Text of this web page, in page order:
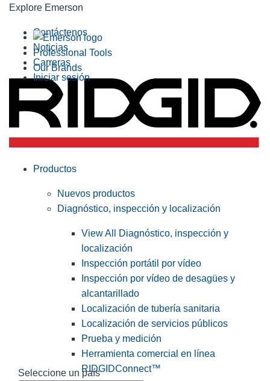
Explore Emerson
Professional Tools
Our Brands
Contáctenos
Noticias
Carreras
Iniciar sesión
Seleccione un país
Productos
Nuevos productos
Diagnóstico, inspección y localización
View All Diagnóstico, inspección y
localización
Inspección portátil por vídeo
Inspección por vídeo de desagües y
alcantarillado
Localización de tubería sanitaria
Localización de servicios públicos
Prueba y medición
Herramienta comercial en línea
RIDGIDConnect™